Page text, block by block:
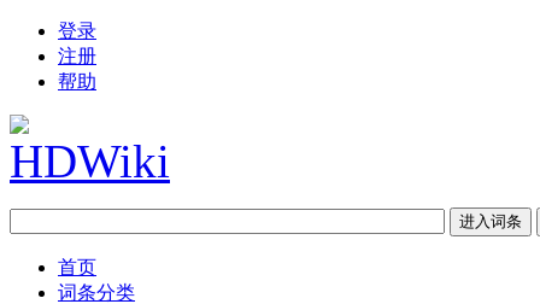
登录
注册
帮助
首页
词条分类